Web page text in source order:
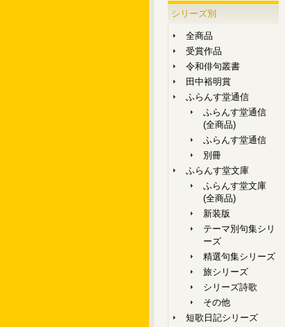
シリーズ別
全商品
受賞作品
令和俳句叢書
田中裕明賞
ふらんす堂通信
ふらんす堂通信
(全商品)
ふらんす堂通信
別冊
ふらんす堂文庫
ふらんす堂文庫
(全商品)
新装版
テーマ別句集シリ
ーズ
精選句集シリーズ
旅シリーズ
シリーズ詩歌
その他
短歌日記シリーズ